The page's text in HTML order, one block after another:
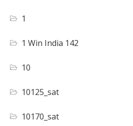
1
1 Win India 142
10
10125_sat
10170_sat